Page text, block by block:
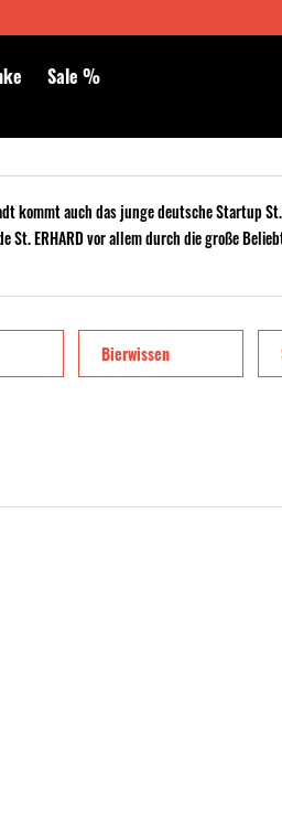
Sale %
auch das junge deutsche Startup
ERHARD vor allem durch die große
Bierwissen